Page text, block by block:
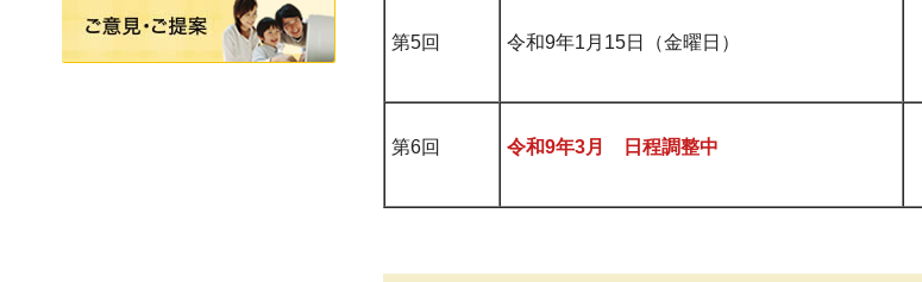
第5回 令和9年1月15日（金曜日）
第6回 令和9年3月 日程調整中